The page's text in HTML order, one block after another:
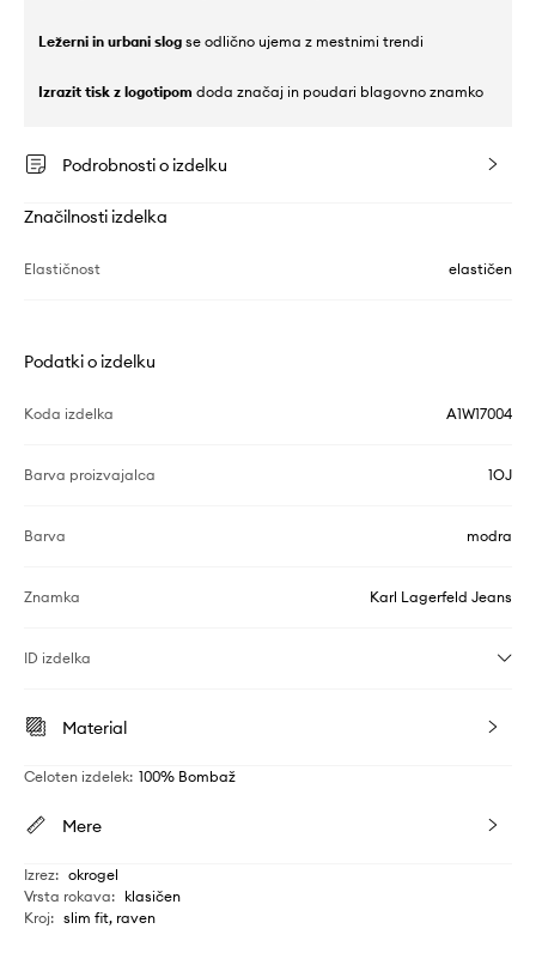
Ležerni in urbani slog se odlično ujema z mestnimi trendi
Izrazit tisk z logotipom doda značaj in poudari blagovno znamko
Podrobnosti o izdelku
Značilnosti izdelka
Elastičnost elastičen
Podatki o izdelku
Koda izdelka A1W17004
Barva proizvajalca 1OJ
Barva modra
Znamka Karl Lagerfeld Jeans
ID izdelka
Material
Celoten izdelek: 100% Bombaž
Mere
Izrez: okrogel
Vrsta rokava: klasičen
Kroj: slim fit, raven